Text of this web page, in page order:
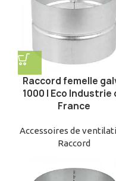
Raccord femelle
1000 | Eco Industrie
France
Accessoires de
Raccord